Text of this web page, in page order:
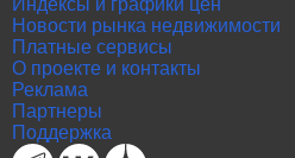
Индексы и графики цен
Новости рынка недвижимости
Платные сервисы
О проекте и контакты
Реклама
Партнеры
Поддержка